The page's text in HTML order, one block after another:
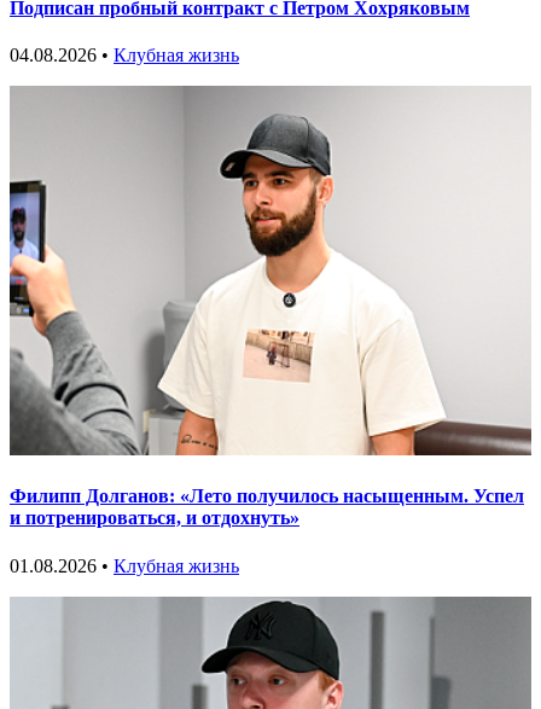
Подписан пробный контракт с Петром Хохряковым
04.08.2026 • Клубная жизнь
Филипп Долганов: «Лето получилось насыщенным. Успел
и потренироваться, и отдохнуть»
01.08.2026 • Клубная жизнь